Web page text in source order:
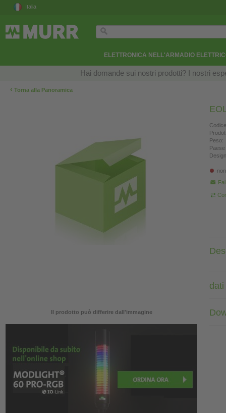
Italia
ELETTRONICA NELL'ARMADIO
Hai domande sui nostri prodotti? I nostri
‹ Torna alla Panoramica
Il prodotto può differire dall'immagine
Peso: